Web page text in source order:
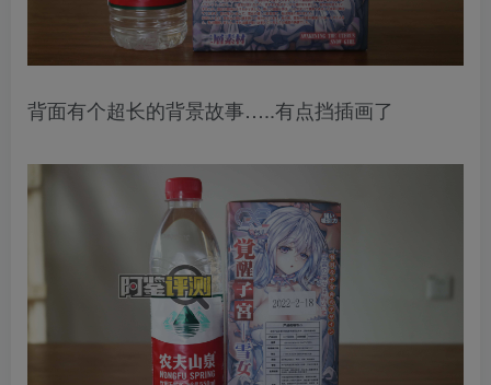
背面有个超长的背景故事…..有点挡插画了